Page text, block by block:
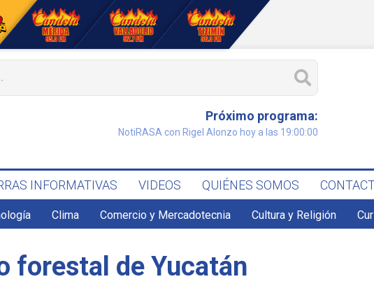
Próximo programa:
NotiRASA con Rigel Alonzo hoy a las 19:00:00
INFORMATIVAS VIDEOS QUIÉNES SOMOS
Clima Comercio y Mercadotecnia Cultura y Religión
forestal de Yucatán